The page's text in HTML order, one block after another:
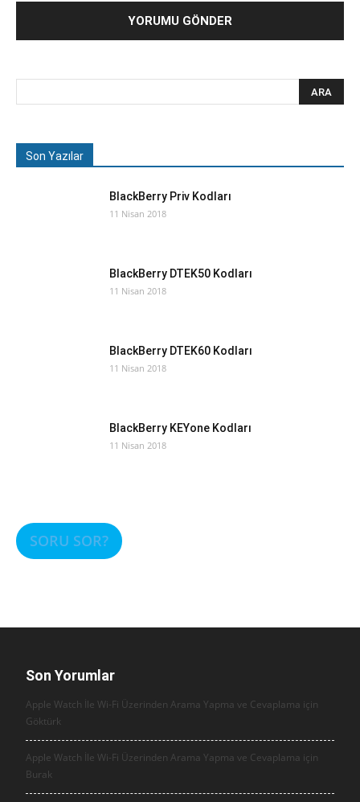
Son Yazılar
BlackBerry Priv Kodları
11 Nisan 2018
BlackBerry DTEK50 Kodları
11 Nisan 2018
BlackBerry DTEK60 Kodları
11 Nisan 2018
BlackBerry KEYone Kodları
11 Nisan 2018
SORU SOR?
Son Yorumlar
Apple Watch İle Wi-Fi Üzerinden Arama Yapma ve Cevaplama için
Göktürk
Apple Watch İle Wi-Fi Üzerinden Arama Yapma ve Cevaplama için
Burak